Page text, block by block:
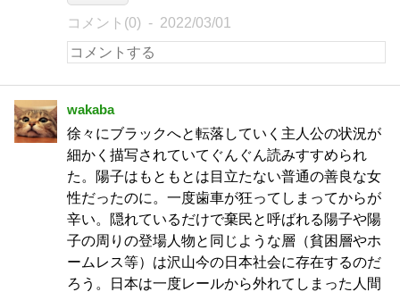
コメント(0) 2022/03/01
wakaba
徐々にブラックへと転落していく主人公の状況が
細かく描写されていてぐんぐん読みすすめられ
た。陽子はもともとは目立たない普通の善良な女
性だったのに。一度歯車が狂ってしまってからが
辛い。隠れているだけで棄民と呼ばれる陽子や陽
子の周りの登場人物と同じような層（貧困層やホ
ームレス等）は沢山今の日本社会に存在するのだ
ろう。日本は一度レールから外れてしまった人間